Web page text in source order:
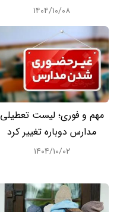
۱۴۰۴/۱۰/۰۸
مهم و فوری؛ لیست تعطیلی
مدارس دوباره تغییر کرد
۱۴۰۴/۱۰/۰۲